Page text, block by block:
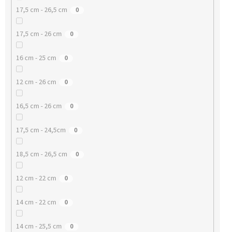
17,5 cm - 26,5 cm 0
17,5 cm - 26 cm 0
16 cm - 25 cm 0
12 cm - 26 cm 0
16,5 cm - 26 cm 0
17,5 cm - 24,5cm 0
18,5 cm - 26,5 cm 0
12 cm - 22 cm 0
14 cm - 22 cm 0
14 cm - 25,5 cm 0